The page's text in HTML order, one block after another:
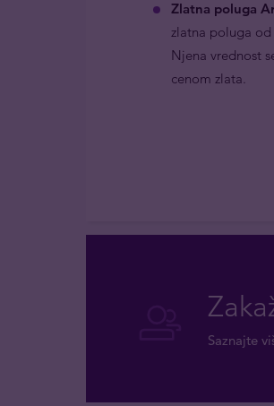
Zlatna poluga
zlatna poluga
Njena vrednost
cenom zlata.
Saznajte